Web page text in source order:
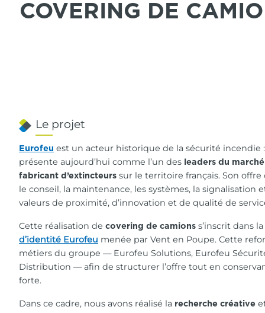
COVERING DE
Le projet
Eurofeu est un acteur historique de la sécurité incendie :
présente aujourd’hui comme l’un des leaders du marché
fabricant d’extincteurs sur le territoire français. Son
le conseil, la maintenance, les systèmes, la signalisation
valeurs de proximité, d’innovation et de qualité de
Cette réalisation de covering de camions s’inscrit dans
d’identité Eurofeu menée par Vent en Poupe. Cette
métiers du groupe — Eurofeu Solutions, Eurofeu
Distribution — afin de structurer l’offre tout en
forte.
Dans ce cadre, nous avons réalisé la recherche créative